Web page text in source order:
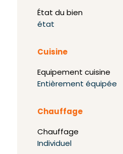
État du bien
état
Cuisine
Equipement cuisine
Entièrement équipée
Chauffage
Chauffage
Individuel